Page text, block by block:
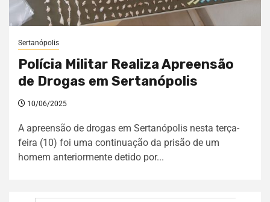
Sertanópolis
Polícia Militar Realiza Apreensão
de Drogas em Sertanópolis
10/06/2025
A apreensão de drogas em Sertanópolis nesta terça-
feira (10) foi uma continuação da prisão de um
homem anteriormente detido por...